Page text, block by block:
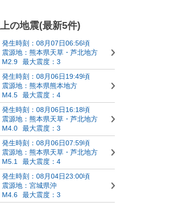
の地震(最新5件)
発生時刻：08月07日06:56頃
震源地：熊本県天草・芦北地方
M2.9
最大震度：3
発生時刻：08月06日19:49頃
震源地：熊本県熊本地方
M4.5
最大震度：4
発生時刻：08月06日16:18頃
震源地：熊本県天草・芦北地方
M4.0
最大震度：3
発生時刻：08月06日07:59頃
震源地：熊本県天草・芦北地方
M5.1
最大震度：4
発生時刻：08月04日23:00頃
震源地：宮城県沖
M4.6
最大震度：3